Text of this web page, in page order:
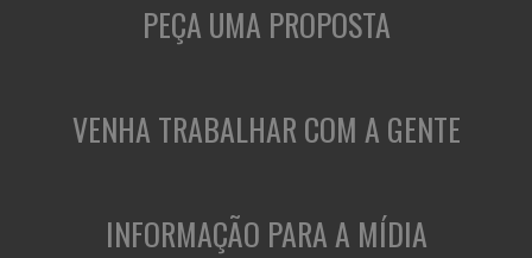
PEÇA UMA PROPOSTA
VENHA TRABALHAR COM A GENTE
INFORMAÇÃO PARA A MÍDIA